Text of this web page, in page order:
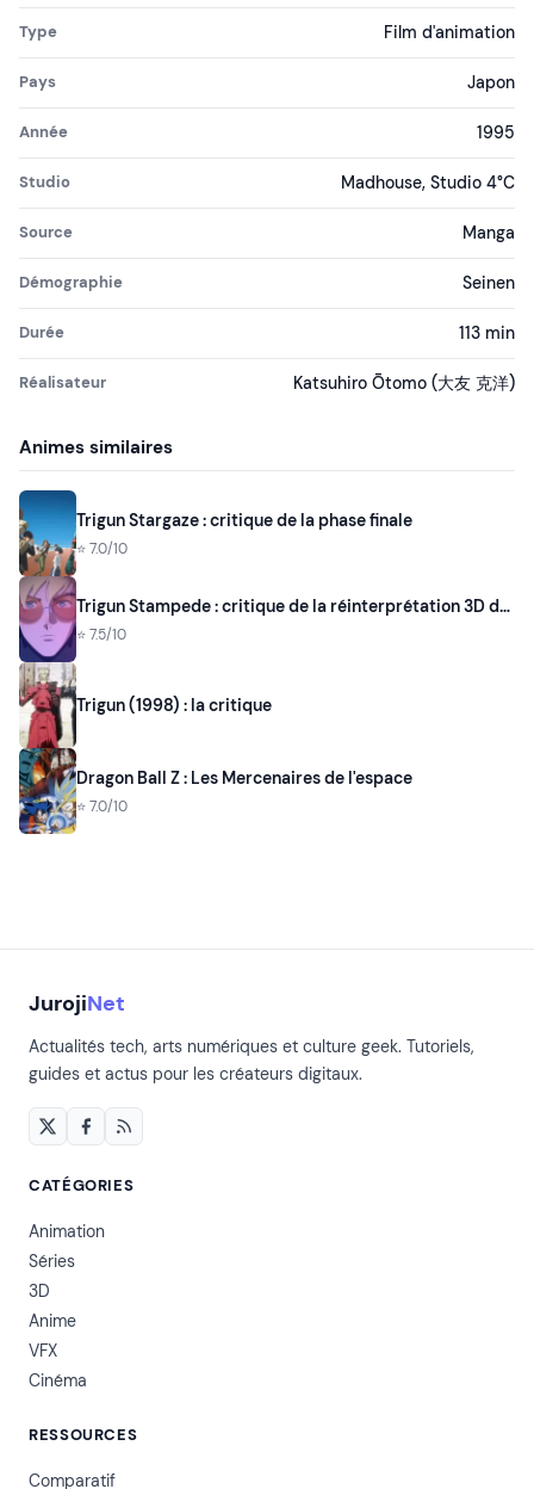
Type Film d'animation
Pays Japon
Année 1995
Studio Madhouse, Studio 4°C
Source Manga
Démographie Seinen
Durée 113 min
Réalisateur Katsuhiro Ōtomo (大友 克洋)
Animes similaires
Trigun Stargaze : critique de la phase finale
⭐ 7.0/10
Trigun Stampede : critique de la réinterprétation 3D de Studio Orange
⭐ 7.5/10
Trigun (1998) : la critique
Dragon Ball Z : Les Mercenaires de l'espace
⭐ 7.0/10
JurojiNet
Actualités tech, arts numériques et culture geek. Tutoriels,
guides et actus pour les créateurs digitaux.
CATÉGORIES
Animation
Séries
3D
Anime
VFX
Cinéma
RESSOURCES
Comparatif